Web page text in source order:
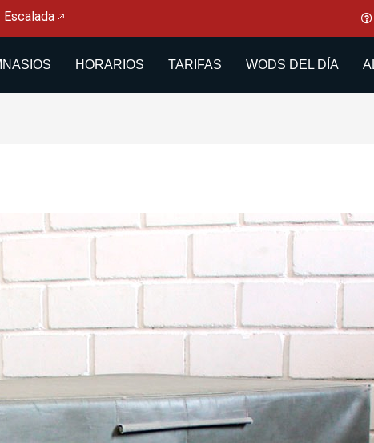
Escalada
HORARIOS TARIFAS WODS DEL DÍA